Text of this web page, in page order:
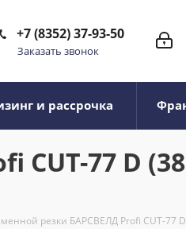
+7 (8352) 37-93-50
Заказать звонок
и рассрочка
77 D
резки БАРСВЕЛД Profi CUT-77